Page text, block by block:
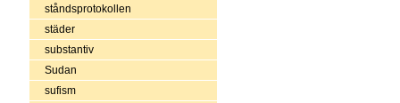
ståndsprotokollen
städer
substantiv
Sudan
sufism